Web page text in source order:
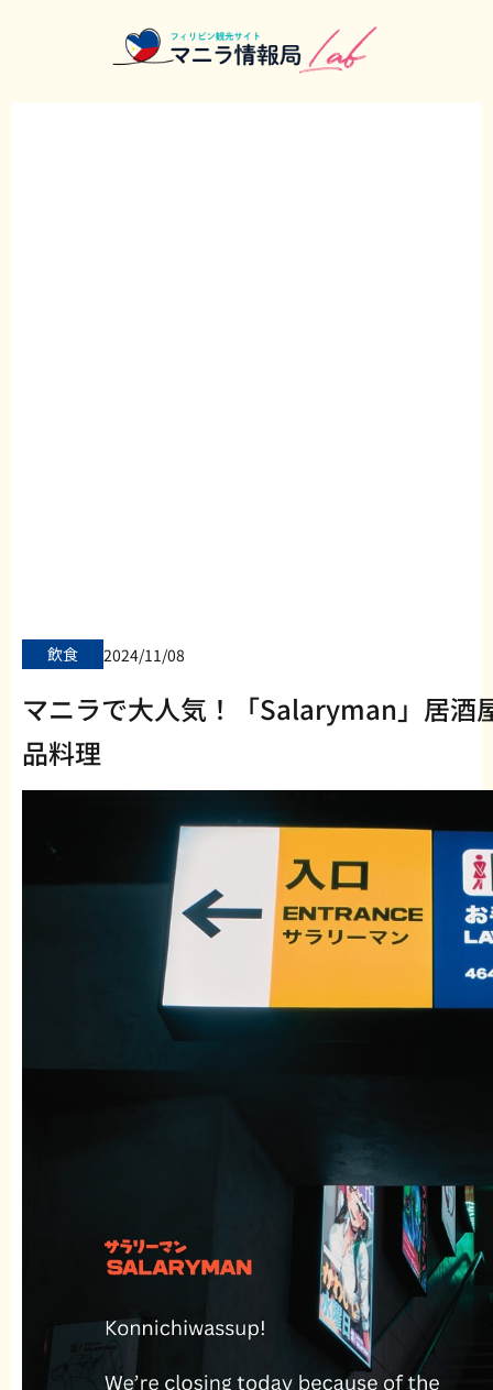
飲食 2024/11/08
マニラで大人気！「Salaryman」居酒
品料理